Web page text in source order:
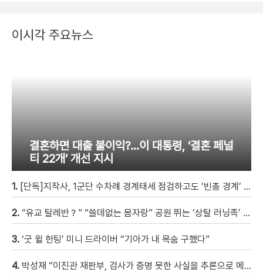
이시각 주요뉴스
결혼하면 대출 불이익?…이 대통령, ‘결혼 페널
티 22개’ 개선 지시
1. [단독]지작사, 1군단 수차례 경계태세 점검하고도 ‘빈총 경계’ 몰랐다
2. “유교 탈레반？” “쓸데없는 몸자랑” 공원 뛰는 ‘상탈 러닝족’ 갑론을박 [자막뉴스]
3. ‘굿 윌 헌팅’ 미니 드라이버 “기아가 내 목숨 구했다”
4. 박성재 “이진관 재판부, 검사가 증명 못한 사실을 추론으로 메꿔” [현장영상]